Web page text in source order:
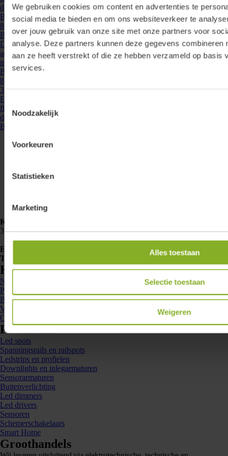
We gebruiken cookies om content en advertenties te
social media te bieden en om ons websiteverkeer te
over jouw gebruik van onze site met onze partners voor
analyse. Deze partners kunnen deze gegevens combineren
aan ze heeft verstrekt of die ze hebben verzameld op basis
services.
Toestemmingsselectie
Noodzakelijk
Voorkeuren
Statistieken
Marketing
Alles toestaan
Selectie toestaan
Weigeren
de gewenste plek. De ...
Bekijken
876400
Buigtool tbv 3 fase rail, voor het correct ombuigen van de aders
De 3 fase buigtool wordt gebruikt voor het correct ombuigen van de
aders bij ingekorte delen van 3 fase rails. Wanneer een 3 fase rail op
maat gemaakt wordt is het voor een ...
Bekijken
876338
3 fase rails - rail 300cm, wit (RAL 9010)
Euro 3 fase spanningsrails rail wit 300cm. Spanningsrailen zijn een
flexibele basis voor verlichting. Plaats of verplaats eenvoudig spots op
de gewenste plek. De ...
Bekijken
Klemko Techniek B.V.
3763 LB Soest
E-mailadres
Telefoonnummer
Kennis en inspiratie
Nieuws
Projecten
Brochures
Veelgestelde vragen
Contact
Producten
Led spots
Spanningsrails en railspots
Ledstrips en profielen
Downlights en inlegarmaturen
Sensorarmaturen
Buitenverlichting
Led dimmers
Led drivers
Sensoren
Schemerschakelaars
Smart Home
Groothandels